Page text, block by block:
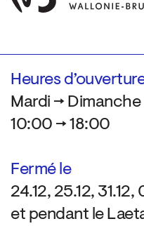
Heures
Mardi → Dimanche
10:00 → 18:00
Fermé le
24.12, 25.12, 31.12,
et pendant le